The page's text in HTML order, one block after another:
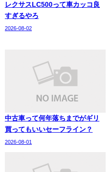
レクサスLC500って車カッコ良
すぎるやろ
2026-08-02
中古車って何年落ちまでがギリ
買ってもいいセーフライン？
2026-08-01